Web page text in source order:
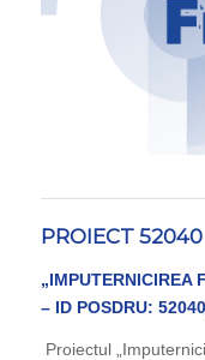
PROIECT 52040
„IMPUTERNICIREA
– ID POSDRU: 52040
Proiectul